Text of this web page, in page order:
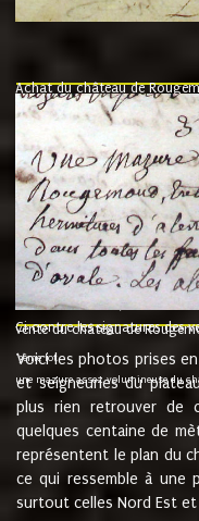
Achat du château de
"l'an mil six cent soixante
nommé fut présent Messire
vend, purement simplement
et chavannes conseiller du
que le dit seigneur Baron
de la Velliere tout ainsi et
présent......"
suivent les rentes, donation
Ci contre les signatures des
vente du château de
"3ème lot
une mazure assez volumineuse du
Voici les photos prises
et seigneuries du
plus rien retrouver de
quelques centaine de
représentent le plan du
ce qui ressemble à une
surtout celles Nord Est